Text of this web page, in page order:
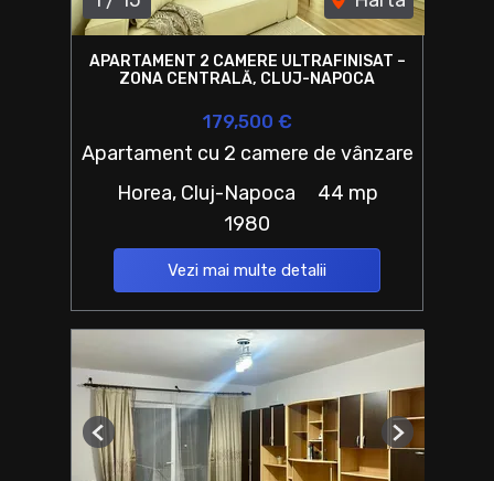
APARTAMENT 2 CAMERE ULTRAFINISAT –
ZONA CENTRALĂ, CLUJ-NAPOCA
179,500 €
Apartament cu 2 camere de vânzare
Horea, Cluj-Napoca
44 mp
1980
Vezi mai multe detalii
Previous Next